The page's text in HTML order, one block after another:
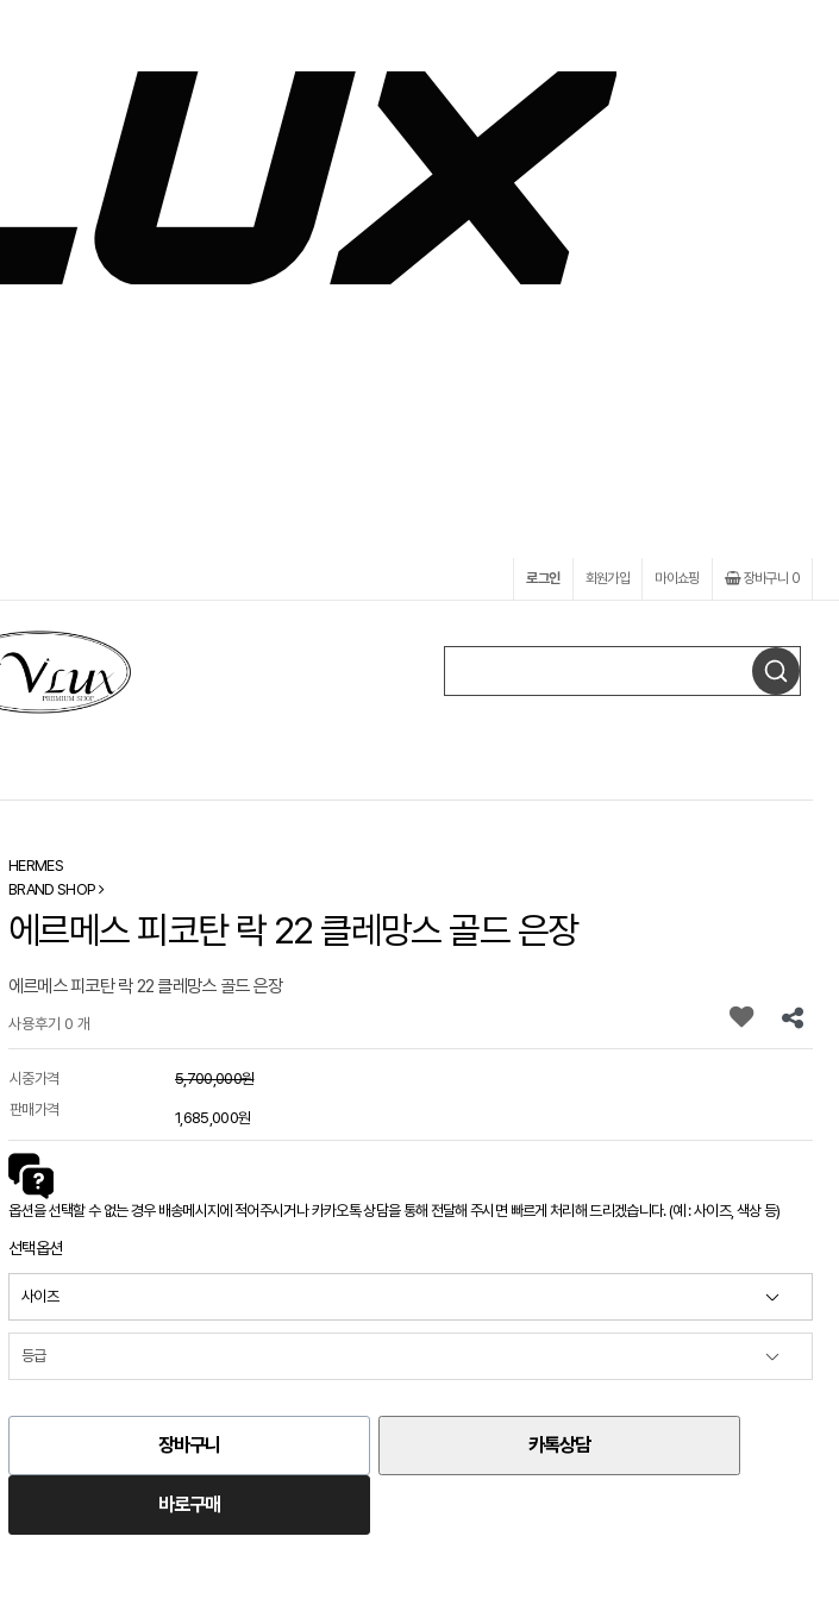
장바구니 0
마이쇼핑
회원가입
로그인
HERMES
BRAND SHOP
에르메스 피코탄 락 22 클레망스 골드 은장
에르메스 피코탄 락 22 클레망스 골드 은장
사용후기 0 개
시중가격
5,700,000원
판매가격
1,685,000원
옵션을 선택할 수 없는 경우 배송메시지에 적어주시거나 카카오톡 상담을 통해 전달해 주시면 빠르게 처리해 드리겠습니다. (예 : 사이즈, 색상 등)
선택옵션
장바구니 카톡상담
바로구매